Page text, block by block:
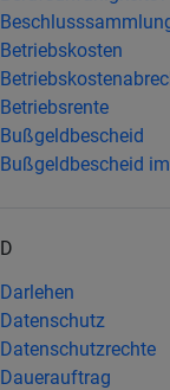
Betriebskosten
Betriebsrente
Bußgeldbescheid
Bußgeldbescheid
D
Darlehen
Datenschutz
Datenschutzrechte
Dauerauftrag